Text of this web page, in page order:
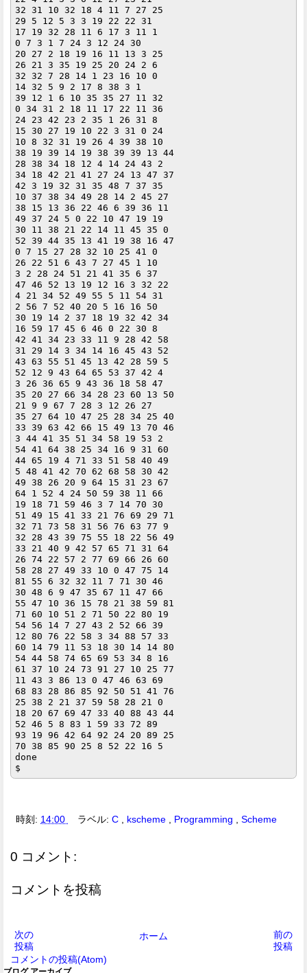
32 31 10 32 18 4 11 7 27 25
29 5 12 5 3 3 19 22 22 31
17 19 32 28 11 6 17 3 11 1
0 7 3 1 7 24 3 12 24 30
20 27 2 18 19 16 11 13 3 25
26 21 3 35 19 25 20 24 2 6
32 32 7 28 14 1 23 16 10 0
14 32 5 9 2 17 8 38 3 1
39 12 1 6 10 35 35 27 11 32
0 34 31 2 18 11 17 22 11 36
24 23 42 23 2 35 1 26 31 8
15 30 27 19 10 22 3 31 0 24
10 8 32 31 19 26 4 39 38 10
38 19 39 14 19 38 39 39 13 44
28 38 34 18 12 4 14 24 43 2
34 18 42 21 41 27 24 13 47 37
42 3 19 32 31 35 48 7 37 35
10 37 38 34 49 28 14 2 45 27
38 15 13 36 22 46 6 39 36 11
49 37 24 5 0 22 10 47 19 19
30 11 38 21 22 14 11 45 35 0
52 39 44 35 13 41 19 38 16 47
0 7 15 27 28 32 10 25 41 0
26 22 51 6 43 7 27 45 1 10
3 2 28 24 51 21 41 35 6 37
47 46 52 13 19 12 16 3 32 22
4 21 34 52 49 55 5 11 54 31
2 56 7 52 40 20 5 16 16 50
30 19 14 2 37 18 19 32 42 34
16 59 17 45 6 46 0 22 30 8
42 41 34 23 33 11 9 28 42 58
31 29 14 3 34 14 16 45 43 52
43 63 55 51 45 13 42 28 59 5
52 12 9 43 64 65 53 37 42 4
3 26 36 65 9 43 36 18 58 47
35 20 27 66 34 28 23 60 13 50
21 9 9 67 7 28 3 12 26 27
35 27 64 10 47 25 28 34 25 40
33 39 63 42 66 15 49 13 70 46
3 44 41 35 51 34 58 19 53 2
54 41 64 38 25 34 16 9 31 60
44 65 19 4 71 33 51 58 40 49
5 48 41 42 70 62 68 58 30 42
49 38 26 20 9 64 15 31 23 67
64 1 52 4 24 50 59 38 11 66
19 18 71 59 46 3 7 14 70 30
51 49 15 41 33 21 76 69 29 71
32 71 73 58 31 56 76 63 77 9
32 28 43 39 75 55 18 22 56 49
33 21 40 9 42 57 65 71 31 64
26 74 22 57 2 77 69 66 26 60
58 28 27 49 33 10 0 47 75 14
81 55 6 32 32 11 7 71 30 46
30 48 6 9 47 35 67 11 47 66
55 47 10 36 15 78 21 38 59 81
71 60 10 51 2 71 50 22 80 19
54 56 14 7 27 43 2 52 66 39
12 80 76 22 58 3 34 88 57 33
60 14 79 11 53 18 30 14 14 80
54 44 58 74 65 69 53 34 8 16
61 37 10 24 73 91 27 10 25 77
11 43 3 86 13 0 47 46 63 69
68 83 28 86 85 92 50 51 41 76
25 38 2 21 37 59 58 28 21 0
18 20 67 69 47 33 40 88 43 44
52 46 5 8 83 1 59 33 72 89
93 19 96 42 64 92 24 20 89 25
70 38 85 90 25 8 52 22 16 5
done
時刻: 14:00 ラベル:C kscheme Programming ,Scheme
0 コメント:
コメントを投稿
次の
投稿
前の
投稿
ホーム
コメントの投稿(Atom)